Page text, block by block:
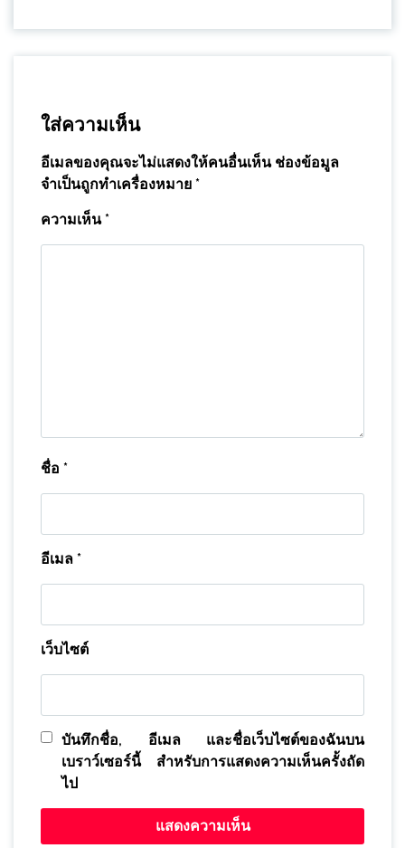
ใส่ความเห็น
อีเมลของคุณจะไม่แสดงให้คนอื่นเห็น ช่องข้อมูล
จำเป็นถูกทำเครื่องหมาย *
ความเห็น*
ชื่อ *
อีเมล *
เว็บไซต์
บันทึกชื่อ, อีเมล และชื่อเว็บไซต์ของฉันบน
เบราว์เซอร์นี้ สำหรับการแสดงความเห็นครั้งถัด
ไป